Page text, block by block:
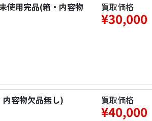
使用完品(箱・内容物 買取価格
¥30,000
内容物欠品無し) 買取価格
¥40,000